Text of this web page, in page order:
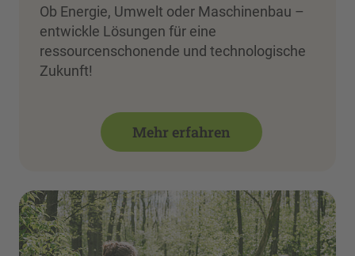
Ob Energie, Umwelt oder Maschinenbau –
entwickle Lösungen für eine
ressourcenschonende und technologische
Zukunft!
Mehr erfahren